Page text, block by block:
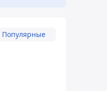
Популярные